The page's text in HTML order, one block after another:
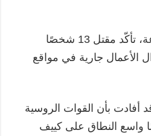
وأضاف: "حتى هذه الساعة، تأكّد مقتل 13 شخصًا
ولا تزال الأعمال جارية في مواقع
أفادت بأن القوات الروسية
هجومًا واسع النطاق على كييف